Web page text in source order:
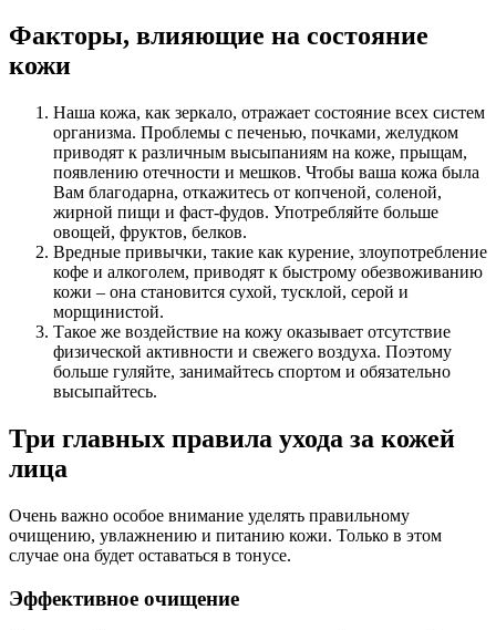
Факторы, влияющие на состояние
кожи
Наша кожа, как зеркало, отражает состояние всех систем
организма. Проблемы с печенью, почками, желудком
приводят к различным высыпаниям на коже, прыщам,
появлению отечности и мешков. Чтобы ваша кожа была
Вам благодарна, откажитесь от копченой, соленой,
жирной пищи и фаст-фудов. Употребляйте больше
овощей, фруктов, белков.
Вредные привычки, такие как курение, злоупотребление
кофе и алкоголем, приводят к быстрому обезвоживанию
кожи – она становится сухой, тусклой, серой и
морщинистой.
Такое же воздействие на кожу оказывает отсутствие
физической активности и свежего воздуха. Поэтому
больше гуляйте, занимайтесь спортом и обязательно
высыпайтесь.
Три главных правила ухода за кожей
лица
Очень важно особое внимание уделять правильному
очищению, увлажнению и питанию кожи. Только в этом
случае она будет оставаться в тонусе.
Эффективное очищение